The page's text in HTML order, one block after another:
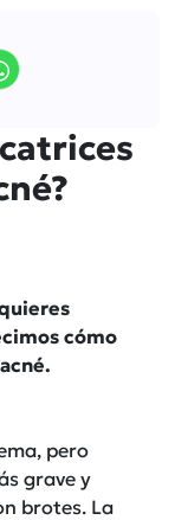
cómo
pero
grave y
brotes. La